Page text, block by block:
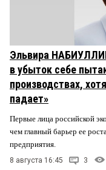
Эльвира
в убыток себе
производствах,
падает»
Первые лица российской
чем главный барьер ее
предприятия.
8 августа 16:45 3